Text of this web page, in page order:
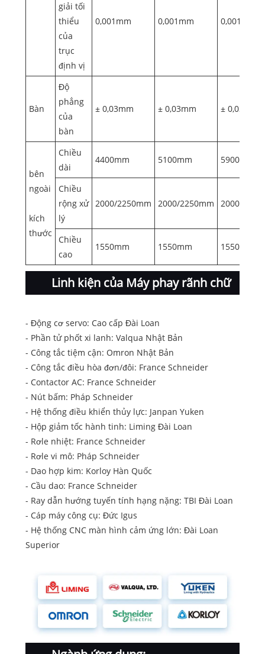
giải tối
thiểu
của
trục
định vị
0,001mm 0,001mm 0,001mm
Bàn
Độ
phẳng
của
bàn
± 0,03mm ± 0,03mm ± 0,03mm
bên
ngoài
kích
thước
Chiều
dài
4400mm 5100mm 5900mm
Chiều
rộng xử
lý
2000/2250mm 2000/2250mm 2000/
Chiều
cao
1550mm 1550mm 1550mm
Linh kiện của Máy phay rãnh chữ
- Động cơ servo: Cao cấp Đài Loan
- Phần tử phốt xi lanh: Valqua Nhật Bản
- Công tắc tiệm cận: Omron Nhật Bản
- Công tắc điều hòa đơn/đôi: France Schneider
- Contactor AC: France Schneider
- Nút bấm: Pháp Schneider
- Hệ thống điều khiển thủy lực: Janpan Yuken
- Hộp giảm tốc hành tinh: Liming Đài Loan
- Rơle nhiệt: France Schneider
- Rơle vi mô: Pháp Schneider
- Dao hợp kim: Korloy Hàn Quốc
- Cầu dao: France Schneider
- Ray dẫn hướng tuyến tính hạng nặng: TBI Đài Loan
- Cáp máy công cụ: Đức Igus
- Hệ thống CNC màn hình cảm ứng lớn: Đài Loan
Superior